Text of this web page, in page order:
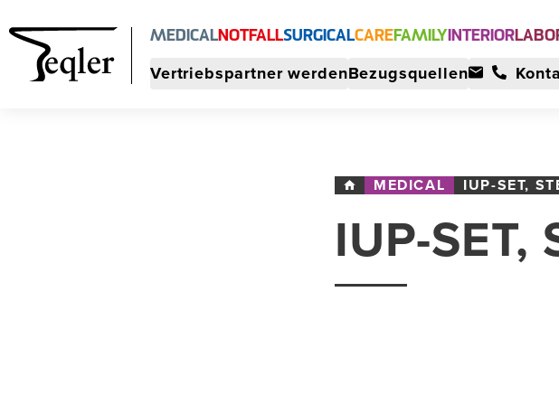
MEDICALNOTFALLSURGICALCAREFAMILYINTERIOR
Vertriebspartner werdenBezugsquellen
MEDICAL IUP-SET,
IUP-SET,